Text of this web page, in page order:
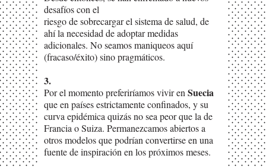
desafíos con el
riesgo de sobrecargar el sistema de salud, de
ahí la necesidad de adoptar medidas
adicionales. No seamos maniqueos aquí
(fracaso/éxito) sino pragmáticos.
3.
Por el momento preferiríamos vivir en Suecia
que en países estrictamente confinados, y su
curva epidémica quizás no sea peor que la de
Francia o Suiza. Permanezcamos abiertos a
otros modelos que podrían convertirse en una
fuente de inspiración en los próximos meses.